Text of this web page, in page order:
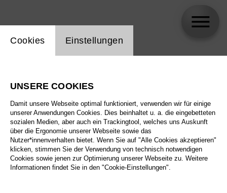
Einstellung Website Cookie
Cookies Einstellungen
UNSERE COOKIES
Damit unsere Webseite optimal funktioniert, verwenden wir für einige
unserer Anwendungen Cookies. Dies beinhaltet u. a. die eingebetteten
sozialen Medien, aber auch ein Trackingtool, welches uns Auskunft
über die Ergonomie unserer Webseite sowie das
Nutzer*innenverhalten bietet. Wenn Sie auf "Alle Cookies akzeptieren"
klicken, stimmen Sie der Verwendung von technisch notwendigen
Cookies sowie jenen zur Optimierung unserer Webseite zu. Weitere
Informationen findet Sie in den "Cookie-Einstellungen".